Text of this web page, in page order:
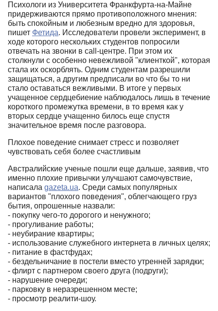
Психологи из Университета Франкфурта-на-Майне
придерживаются прямо противоположного мнения:
быть спокойным и любезным вредно для здоровья,
пишет Фетида. Исследователи провели эксперимент, в
ходе которого нескольких студентов попросили
отвечать на звонки в call-центре. При этом их
столкнули с особенно невежливой "клиенткой", которая
стала их оскорблять. Одним студентам разрешили
защищаться, а другим предписали во что бы то ни
стало оставаться вежливыми. В итоге у первых
учащенное сердцебиение наблюдалось лишь в течение
короткого промежутка времени, в то время как у
вторых сердце учащенно билось еще спустя
значительное время после разговора.
Плохое поведение снимает стресс и позволяет
чувствовать себя более счастливым
Австралийские ученые пошли еще дальше, заявив, что
именно плохие привычки улучшают самочувствие,
написала gazeta.ua. Среди самых популярных
вариантов "плохого поведения", облегчающего груз
бытия, опрошенные назвали:
- покупку чего-то дорогого и ненужного;
- прогуливание работы;
- неубирание квартиры;
- использование служебного интернета в личных целях;
- питание в фастфудах;
- бездельничание в постели вместо утренней зарядки;
- флирт с партнером своего друга (подруги);
- нарушение очереди;
- парковку в неразрешенном месте;
- просмотр реалити-шоу.